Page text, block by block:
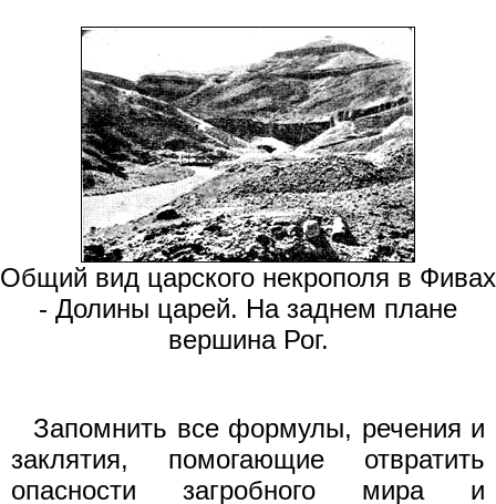
Общий вид царского некрополя в Фивах
- Долины царей. На заднем плане
вершина Рог.
Запомнить все формулы, речения и
заклятия, помогающие отвратить
опасности загробного мира и